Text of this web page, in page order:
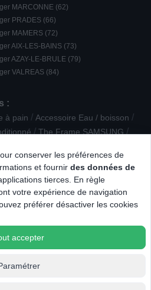
conserver les préférences de
et fournir des données de
tierces. En règle
votre expérience de navigation
préférer désactiver les cookies
accepter
MARCONNE (62)
PRADES (66)
MAMERS (72)
AIX-LES-BAINS (73)
AZAY-LE-BRULE (79)
VALREAS (84)
:
à pain / Accessoire Eau / boisson /
/ The Frame SAMSUNG /
Accessoire caméra / Barbecue à gaz
de cuisson gaz Pâtisserie
lavage /